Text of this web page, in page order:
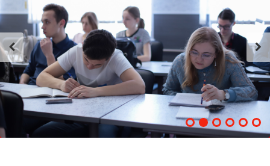
Приемная
комиссия
+7 (831) 262-26-20